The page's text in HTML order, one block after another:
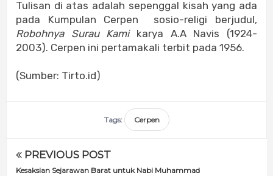
Tulisan di atas adalah sepenggal kisah yang ada
pada Kumpulan Cerpen sosio-religi berjudul,
Robohnya Surau Kamikarya A.A Navis (1924-
2003). Cerpen ini pertamakali terbit pada 1956.
(Sumber: Tirto.id)
Tags: Cerpen
PREVIOUS POST
Kesaksian Sejarawan Barat untuk Nabi Muhammad